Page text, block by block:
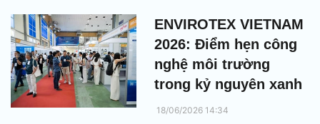
và Bộ Công Thương Lào đồng
chủ trì, giao Cục Xúc tiến
thương mại hai nước phối hợp
với các cơ quan liên quan tổ
chức kể từ năm 2007.
ENVIROTEX VIETNAM
2026: Điểm hẹn công
nghệ môi trường
trong kỷ nguyên xanh
18/06/2026 14:34